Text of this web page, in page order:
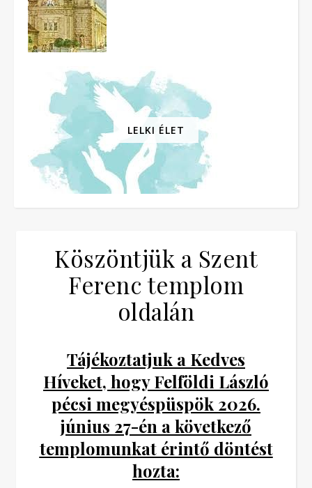
LELKI ÉLET
Köszöntjük a Szent
Ferenc templom
oldalán
Tájékoztatjuk a Kedves
Híveket, hogy Felföldi László
pécsi megyéspüspök 2026.
június 27-én a következő
templomunkat érintő döntést
hozta: